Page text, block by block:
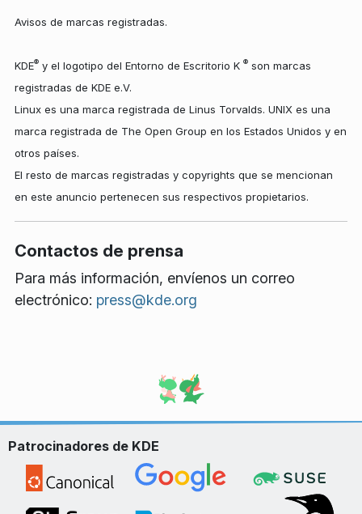
Avisos de marcas registradas.
KDE® y el logotipo del Entorno de Escritorio K ® son marcas
registradas de KDE e.V.
Linux es una marca registrada de Linus Torvalds. UNIX es una
marca registrada de The Open Group en los Estados Unidos y en
otros países.
El resto de marcas registradas y copyrights que se mencionan
en este anuncio pertenecen sus respectivos propietarios.
Contactos de prensa
Para más información, envíenos un correo
electrónico: press@kde.org
Patrocinadores de KDE